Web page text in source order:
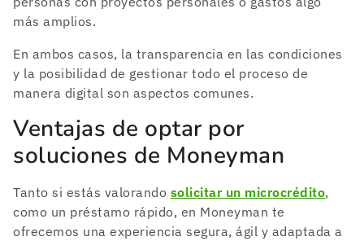
más amplios.
En ambos casos, la transparencia en las condiciones
y la posibilidad de gestionar todo el proceso de
manera digital son aspectos comunes.
Ventajas de optar por
soluciones de Moneyman
Tanto si estás valorando solicitar un microcrédito,
como un préstamo rápido, en Moneyman te
ofrecemos una experiencia segura, ágil y adaptada a